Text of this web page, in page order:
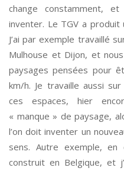
change constamment,
inventer. Le TGV a produit
J’ai par exemple travaillé
Mulhouse et Dijon, et
paysages pensées pour
km/h. Je travaille aussi
ces espaces, hier
« manque » de paysage,
l’on doit inventer un
sens. Autre exemple,
construit en Belgique, et